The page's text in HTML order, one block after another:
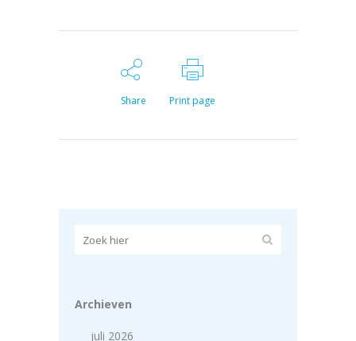
Share Print page
Archieven
juli 2026